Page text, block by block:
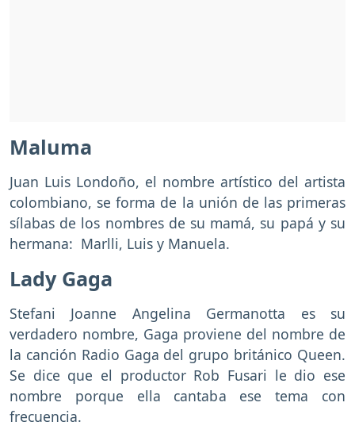
Maluma
Juan Luis Londoño, el nombre artístico del artista
colombiano, se forma de la unión de las primeras
sílabas de los nombres de su mamá, su papá y su
hermana: Marlli, Luis y Manuela.
Lady Gaga
Stefani Joanne Angelina Germanotta es su
verdadero nombre, Gaga proviene del nombre de
la canción Radio Gaga del grupo británico Queen.
Se dice que el productor Rob Fusari le dio ese
nombre porque ella cantaba ese tema con
frecuencia.